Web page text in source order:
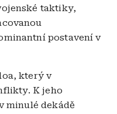
taktiky,
postavení v
který v
K jeho
minulé dekádě